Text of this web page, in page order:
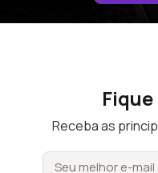
Receba as